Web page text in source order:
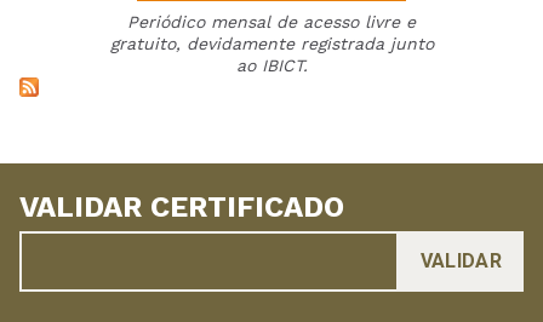
Periódico mensal de acesso livre e
gratuito, devidamente registrada junto
ao IBICT.
VALIDAR CERTIFICADO